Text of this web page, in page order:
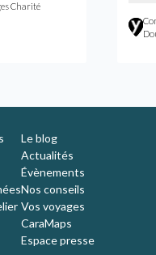
Charité
Le blog
Actualités
Évènements
Nos conseils
Vos voyages
CaraMaps
Espace presse